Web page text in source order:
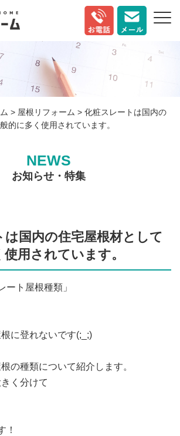
> 屋根リフォーム > 化粧スレートは国内の
的に多く使用されています。
NEWS
お知らせ・特集
は国内の住宅屋根材として
用されています。
ート屋根種類」
に登れないです(;_;)
の種類について紹介します。
く分けて
！